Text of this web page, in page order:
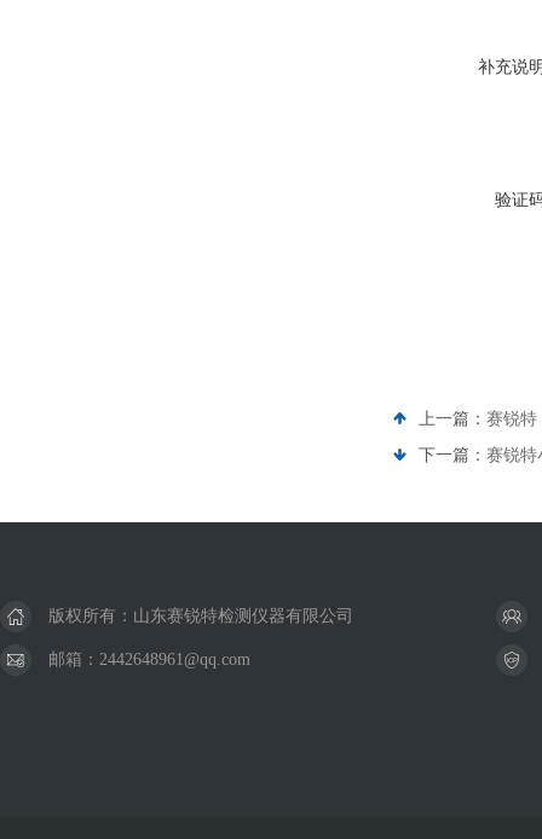
补充说
验证
上一篇： 赛锐特
下一篇： 赛锐特
版权所有：山东赛锐特检测仪器有限公司
邮箱：2442648961@qq.com